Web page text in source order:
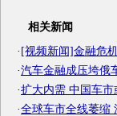
相关新闻
·[视频新闻]金融危
·汽车金融成压垮俄
·扩大内需 中国车
·全球车市全线萎缩